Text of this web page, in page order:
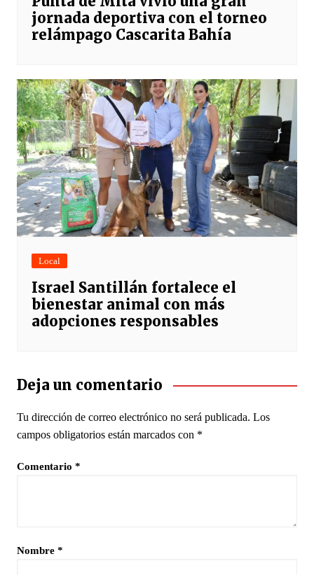
jornada deportiva con el torneo
relámpago Cascarita Bahía
Local
Israel Santillán fortalece el
bienestar animal con más
adopciones responsables
Deja un comentario
Tu dirección de correo electrónico no será publicada. Los
campos obligatorios están marcados con *
Comentario *
Nombre *